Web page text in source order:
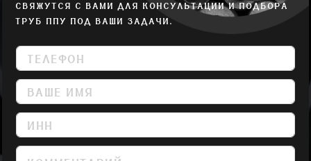
СВЯЖУТСЯ С ВАМИ ДЛЯ КОНСУЛЬТАЦИИ И ПОДБОРА
ТРУБ ППУ ПОД ВАШИ ЗАДАЧИ.